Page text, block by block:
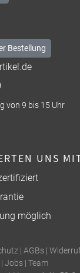
Bestellung
von 9 bis 15 Uhr
UNS
möglich
AGBs
Jobs Team